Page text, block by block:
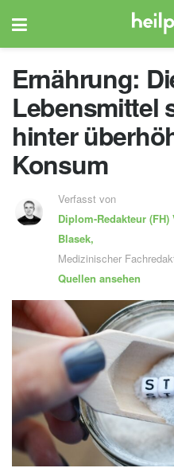
Ernährung:
Lebensmittel
hinter
Konsum
Verfasst von
Diplom-Redakteur (FH)
Blasek,
Medizinischer
Quellen ansehen